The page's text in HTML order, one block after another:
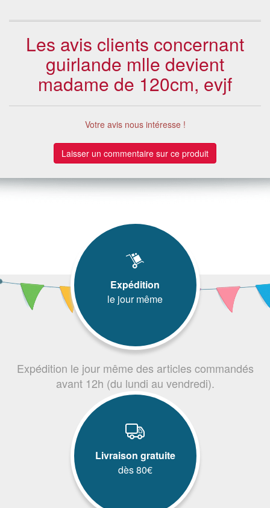
Les avis clients concernant
guirlande mlle devient
madame de 120cm, evjf
Votre avis nous intéresse !
Laisser un commentaire sur ce produit
Expédition
le jour même
Expédition le jour même des articles commandés
avant 12h (du lundi au vendredi).
Livraison gratuite
dès 80€